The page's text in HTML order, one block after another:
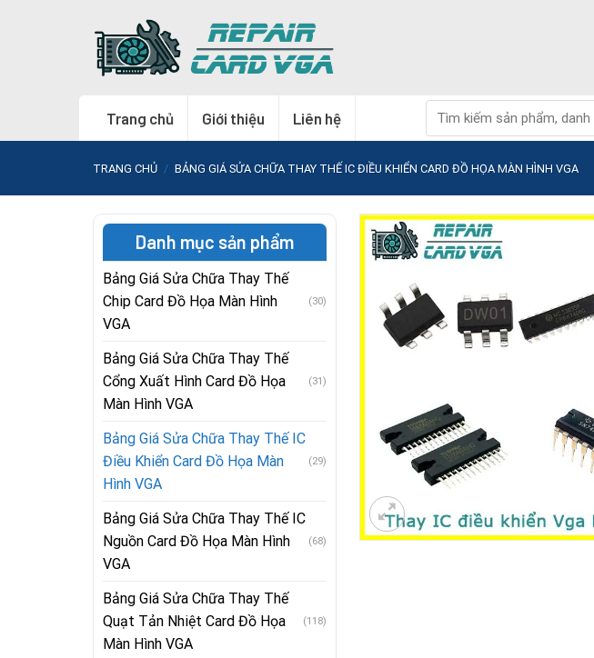
Trang chủ Giới thiệu Liên hệ
kiếm:
TRANG CHỦ / BẢNG GIÁ SỬA CHỮA THAY THẾ IC ĐIỀU KHIỂN CARD ĐỒ HỌA MÀN HÌNH VGA
Danh mục sản phẩm
Bảng Giá Sửa Chữa Thay Thế
Chip Card Đồ Họa Màn Hình
VGA
(30)
Bảng Giá Sửa Chữa Thay Thế
Cổng Xuất Hình Card Đồ Họa
Màn Hình VGA
(31)
Bảng Giá Sửa Chữa Thay Thế IC
Điều Khiển Card Đồ Họa Màn
Hình VGA
(29)
Bảng Giá Sửa Chữa Thay Thế IC
Nguồn Card Đồ Họa Màn Hình
VGA
(68)
Bảng Giá Sửa Chữa Thay Thế
Quạt Tản Nhiệt Card Đồ Họa
Màn Hình VGA
(118)